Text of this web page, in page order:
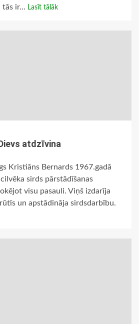
tās ir... Lasīt tālāk
atdzīvina
Kristiāns Bernards 1967.gadā
sirds pārstādīšanas
visu pasauli. Viņš izdarīja
un apstādināja sirdsdarbību.